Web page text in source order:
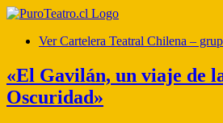
Ver Cartelera Teatral Chilena –
«El Gavilán, un viaje de
Oscuridad»